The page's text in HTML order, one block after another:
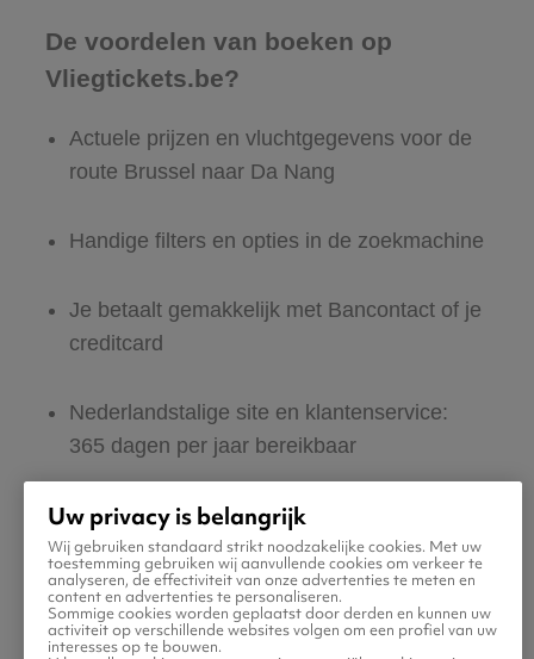
De voordelen van boeken op
Vliegtickets.be?
Actuele prijzen en vluchtgegevens voor de
route Brussel naar Da Nang
Handige filters en opties in de zoekmachine
Je betaalt gemakkelijk met Bancontact of je
creditcard
Nederlandstalige site en klantenservice:
365 dagen per jaar bereikbaar
Zeker van veilig boeken en betalen
Boek ook direct een hotel of huurauto voor
in Da Nang
Uw privacy is belangrijk
Wij gebruiken standaard strikt noodzakelijke cookies. Met uw
toestemming gebruiken wij aanvullende cookies om verkeer te
analyseren, de effectiviteit van onze advertenties te meten en
content en advertenties te personaliseren.
Sommige cookies worden geplaatst door derden en kunnen uw
activiteit op verschillende websites volgen om een profiel van uw
interesses op te bouwen.